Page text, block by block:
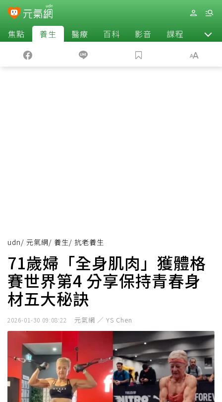
焦點 養生 醫療 百科 影音 課程 退休
udn/ 元氣網/ 養生/ 抗老養生
71歲婦「全身肌肉」獲體格
賽世界第4 分享保持青春身
材五大秘訣
2026-01-30 09:08:22 元氣網 ／ YS Chen